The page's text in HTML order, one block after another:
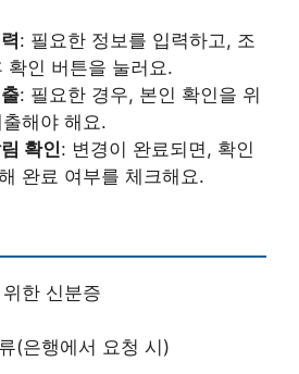
: 필요한 정보를 입력하고, 조
확인 버튼을 눌러요.
: 필요한 경우, 본인 확인을 위
해야 해요.
확인: 변경이 완료되면, 확인
완료 여부를 체크해요.
한 신분증
(은행에서 요청 시)